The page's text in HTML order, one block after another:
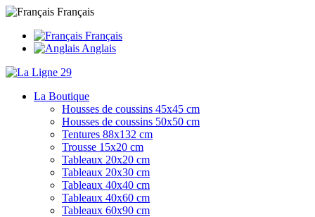
Français
Français
Anglais
La Boutique
Housses de coussins 45x45 cm
Housses de coussins 50x50 cm
Tentures 88x132 cm
Trousse 15x20 cm
Tableaux 20x20 cm
Tableaux 20x30 cm
Tableaux 40x40 cm
Tableaux 40x60 cm
Tableaux 60x90 cm